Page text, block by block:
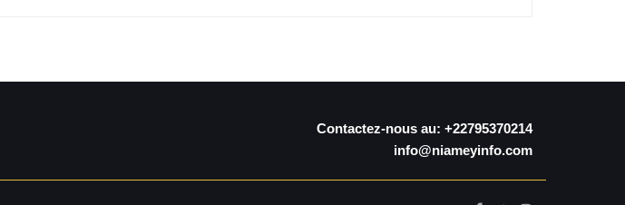
Contactez-nous au: +22795370214
info@niameyinfo.com